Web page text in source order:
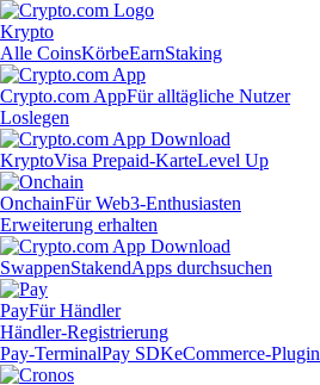
Krypto
Alle CoinsKörbeEarnStaking
Crypto.com AppFür alltägliche Nutzer
Loslegen
KryptoVisa Prepaid-KarteLevel Up
OnchainFür Web3-Enthusiasten
Erweiterung erhalten
SwappenStakendApps durchsuchen
PayFür Händler
Händler-Registrierung
Pay-TerminalPay SDKeCommerce-